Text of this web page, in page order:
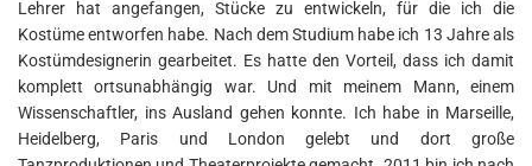
Lehrer hat angefangen, Stücke zu entwickeln, für die ich die
Kostüme entworfen habe. Nach dem Studium habe ich 13 Jahre als
Kostümdesignerin gearbeitet. Es hatte den Vorteil, dass ich damit
komplett ortsunabhängig war. Und mit meinem Mann, einem
Wissenschaftler, ins Ausland gehen konnte. Ich habe in Marseille,
Heidelberg, Paris und London gelebt und dort große